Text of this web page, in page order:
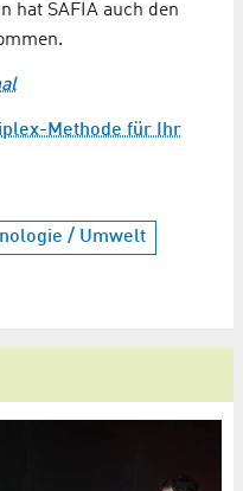
hat SAFIA auch den
Methode für Ihr
/ Umwelt